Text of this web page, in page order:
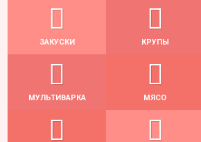
ЗАКУСКИ КРУПЫ
МУЛЬТИВАРКА МЯСО